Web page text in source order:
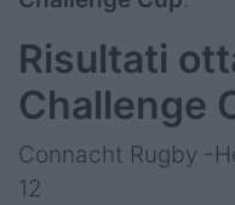
Risultati
Challenge
Connacht Rugby -
12